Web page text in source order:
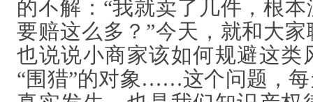
的不解： “我就卖了几件，根
要赔这么多？”今天，就和大
也说说小商家该如何规避这类
“围猎”的对象……这个问题，